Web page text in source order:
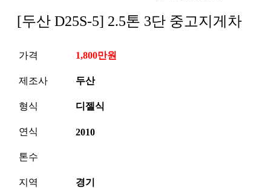
[두산 D25S-5] 2.5톤 3단 중고지게차
가격 1,800만원
제조사 두산
형식 디젤식
연식 2010
톤수
지역
경기